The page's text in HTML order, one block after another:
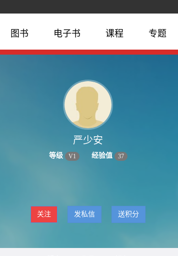
图书 电子书 课程 专题
严少安
等级 V1 经验值 37
关注 发私信 送积分